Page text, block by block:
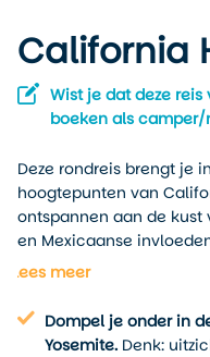
California
Wist je dat deze
boeken als camper/
Deze rondreis brengt je
hoogtepunten van
ontspannen aan de kust
en Mexicaanse
de droge binnenlanden
rotsplateaus, kijk uit
met een beetje geluk
Lees meer
Dompel je onder in
Yosemite. Denk: